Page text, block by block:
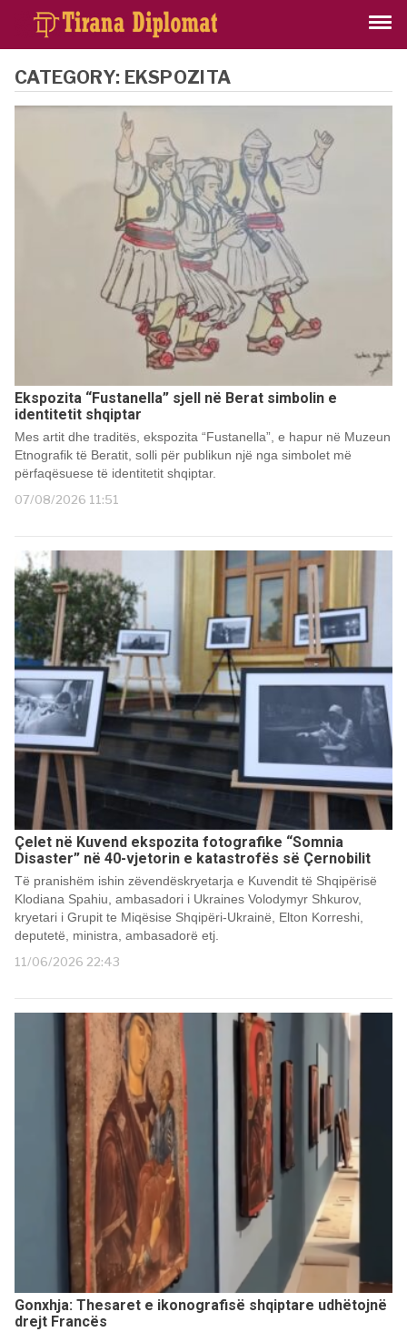
CATEGORY: EKSPOZITA
Ekspozita “Fustanella” sjell në Berat simbolin e
identitetit shqiptar
Mes artit dhe traditës, ekspozita “Fustanella”, e hapur në Muzeun
Etnografik të Beratit, solli për publikun një nga simbolet më
përfaqësuese të identitetit shqiptar.
07/08/2026 11:51
Çelet në Kuvend ekspozita fotografike “Somnia
Disaster” në 40-vjetorin e katastrofës së Çernobilit
Të pranishëm ishin zëvendëskryetarja e Kuvendit të Shqipërisë
Klodiana Spahiu, ambasadori i Ukraines Volodymyr Shkurov,
kryetari i Grupit te Miqësise Shqipëri-Ukrainë, Elton Korreshi,
deputetë, ministra, ambasadorë etj.
11/06/2026 22:43
Gonxhja: Thesaret e ikonografisë shqiptare udhëtojnë
drejt Francës